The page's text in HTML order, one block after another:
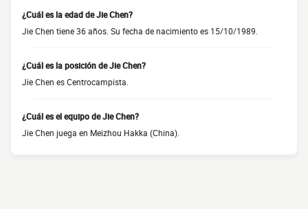
¿Cuál es la edad de Jie Chen?
Jie Chen tiene 36 años. Su fecha de nacimiento es 15/10/1989.
¿Cuál es la posición de Jie Chen?
Jie Chen es Centrocampista.
¿Cuál es el equipo de Jie Chen?
Jie Chen juega en Meizhou Hakka (China).